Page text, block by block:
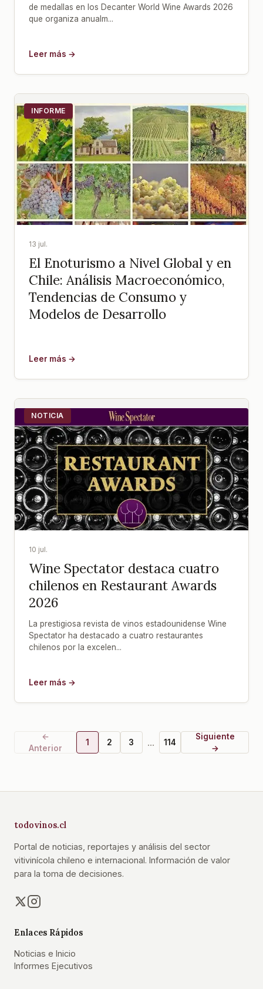
de medallas en los Decanter World Wine Awards 2026
que organiza anualm...
Leer más →
INFORME
13 jul.
El Enoturismo a Nivel Global y en
Chile: Análisis Macroeconómico,
Tendencias de Consumo y
Modelos de Desarrollo
Leer más →
NOTICIA
10 jul.
Wine Spectator destaca cuatro
chilenos en Restaurant Awards
2026
La prestigiosa revista de vinos estadounidense Wine
Spectator ha destacado a cuatro restaurantes
chilenos por la excelen...
Leer más →
←
Anterior
1 2 3 ... 114
Siguiente
→
todovinos.cl
Portal de noticias, reportajes y análisis del sector
vitivinícola chileno e internacional. Información de valor
para la toma de decisiones.
Enlaces Rápidos
Noticias e Inicio
Informes Ejecutivos